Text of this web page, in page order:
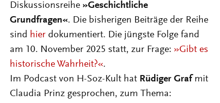
Diskussionsreihe »Geschichtliche
Grundfragen«. Die bisherigen Beiträge der Reihe
sind hier dokumentiert. Die jüngste Folge fand
am 10. November 2025 statt, zur Frage: »Gibt es
historische Wahrheit?«.
Im Podcast von H-Soz-Kult hat Rüdiger Graf mit
Claudia Prinz gesprochen, zum Thema: